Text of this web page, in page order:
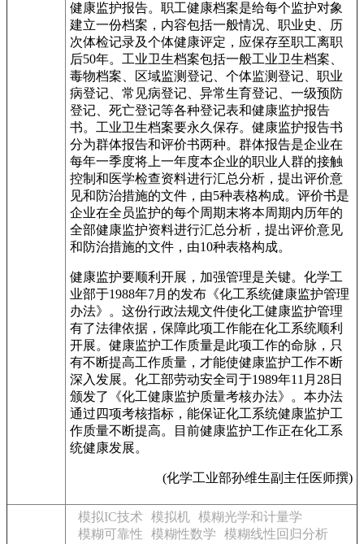
健康监护报告。职工健康档案是给每个监护对象
建立一份档案，内容包括一般情况、职业史、历
次体检记录及个体健康评定，应保存至职工离职
后50年。工业卫生档案包括一般工业卫生档案、
毒物档案、区域监测登记、个体监测登记、职业
病登记、常见病登记、异常生育登记、一级预防
登记、死亡登记等各种登记表和健康监护报告
书。工业卫生档案要永久保存。健康监护报告书
分为群体报告和评价书两种。群体报告是企业在
每年一季度将上一年度本企业的职业人群的接触
控制和医学检查资料进行汇总分析，提出评价意
见和防治措施的文件，由5种表格构成。评价书是
企业在全员监护的每个周期末将本周期内历年的
全部健康监护资料进行汇总分析，提出评价意见
和防治措施的文件，由10种表格构成。
健康监护要顺利开展，加强管理是关键。化学工
业部于1988年7月的发布《化工系统健康监护管理
办法》。这份行政法规文件使化工健康监护管理
有了法律依据，保障此项工作能在化工系统顺利
开展。健康监护工作质量是此项工作的命脉，只
有不断提高工作质量，才能使健康监护工作不断
深入发展。化工部劳动安全司于1989年11月28日
颁发了《化工健康监护质量考核办法》。本办法
通过四项考核指标，能保证化工系统健康监护工
作质量不断提高。目前健康监护工作正在化工系
统健康发展。
(化学工业部孙维生副主任医师撰)
模拟IC技术 模拟机 模糊光学和计量学
模糊可靠性
模糊性数学 模糊线性回归分析